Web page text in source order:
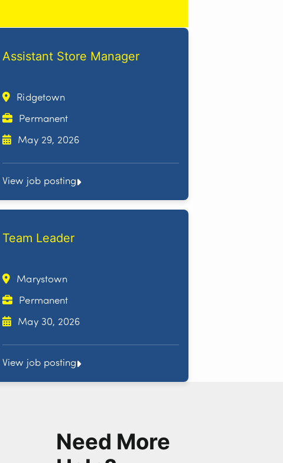
Assistant Store Manager
Ridgetown
Permanent
May 29, 2026
View job posting
Team Leader
Marystown
Permanent
May 30, 2026
View job posting
Need More